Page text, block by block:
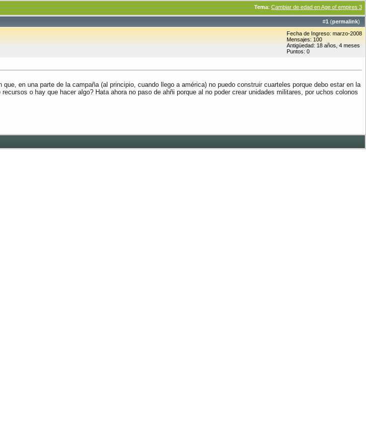
Tema: Cambiar de edad en Age of empires 3
#1 (permalink)
Fecha de Ingreso: marzo-2008
Mensajes: 100
Antigüedad: 18 años, 4 meses
Puntos: 0
en una parte de la campaña (al principio, cuando llego a américa) no puedo construir cuarteles porque debo estar en la
o hay que hacer algo? Hata ahora no paso de ahñi porque al no poder crear unidades militares, por uchos colonos